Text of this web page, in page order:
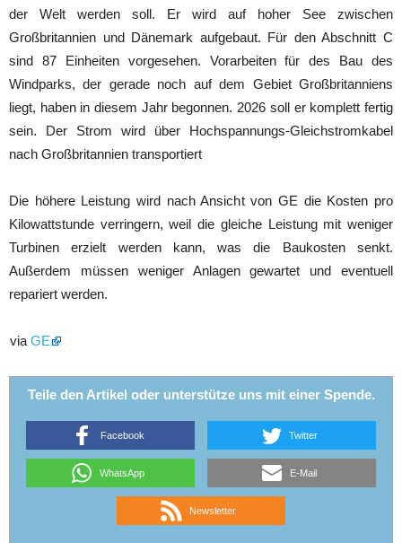
der Welt werden soll. Er wird auf hoher See zwischen
Großbritannien und Dänemark aufgebaut. Für den Abschnitt C
sind 87 Einheiten vorgesehen. Vorarbeiten für des Bau des
Windparks, der gerade noch auf dem Gebiet Großbritanniens
liegt, haben in diesem Jahr begonnen. 2026 soll er komplett fertig
sein. Der Strom wird über Hochspannungs-Gleichstromkabel
nach Großbritannien transportiert
Die höhere Leistung wird nach Ansicht von GE die Kosten pro
Kilowattstunde verringern, weil die gleiche Leistung mit weniger
Turbinen erzielt werden kann, was die Baukosten senkt.
Außerdem müssen weniger Anlagen gewartet und eventuell
repariert werden.
via GE
Teile den Artikel oder unterstütze uns mit einer Spende.
Facebook Twitter
WhatsApp E-Mail
Newsletter